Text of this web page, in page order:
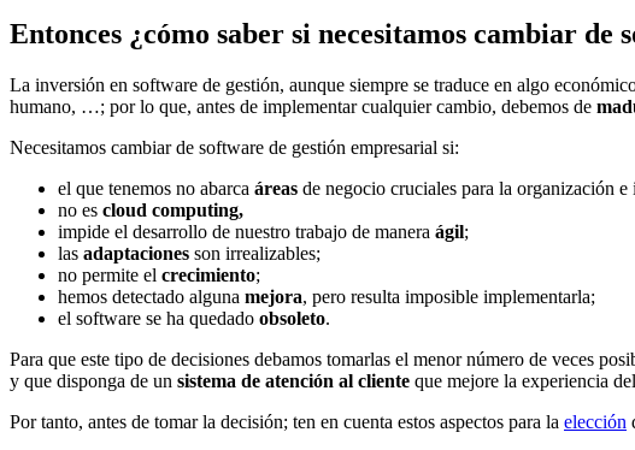
Entonces ¿cómo saber si necesitamos cambiar de
La inversión en software de gestión, aunque siempre se traduce en algo
humano, …; por lo que, antes de implementar cualquier cambio, debemos de
Necesitamos cambiar de software de gestión empresarial si:
el que tenemos no abarca áreas de negocio cruciales para la organización
no es cloud computing,
impide el desarrollo de nuestro trabajo de manera ágil;
las adaptaciones son irrealizables;
no permite el crecimiento;
hemos detectado alguna mejora, pero resulta imposible implementarla;
el software se ha quedado obsoleto.
Para que este tipo de decisiones debamos tomarlas el menor número de veces
y que disponga de un sistema de atención al cliente que mejore la experiencia
Por tanto, antes de tomar la decisión; ten en cuenta estos aspectos para la elección